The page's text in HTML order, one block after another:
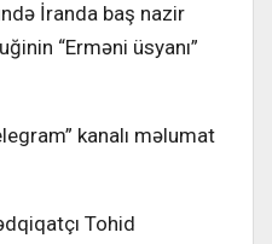
İranda baş nazir
“Erməni üsyanı”
kanalı məlumat
Tohid